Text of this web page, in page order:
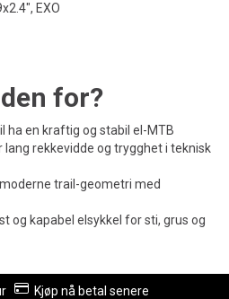
EXO
for?
ha en kraftig og stabil el-MTB
lang rekkevidde og trygghet i teknisk
trail-geometri med
og kapabel elsykkel for sti, grus og
Kjøp nå betal senere